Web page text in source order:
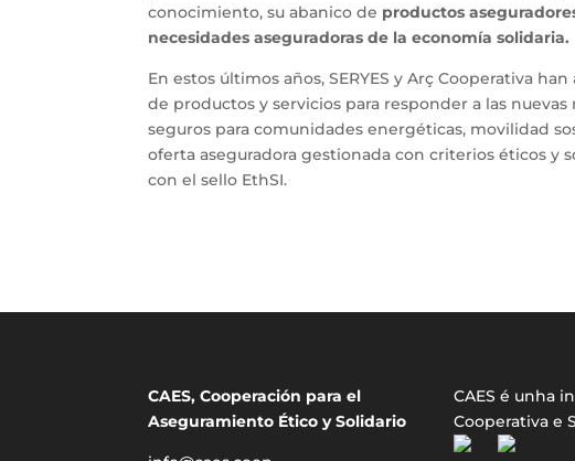
conocimiento, su abanico de productos
necesidades aseguradoras de la economía solidaria.
En estos últimos años, SERYES y Arç Cooperativa
de productos y servicios para responder a las
seguros para comunidades energéticas, movilidad
oferta aseguradora gestionada con criterios éticos y
con el sello EthSI.
CAES, Cooperación para el
Aseguramiento Ético y Solidario
CAES é unha
Cooperativa e